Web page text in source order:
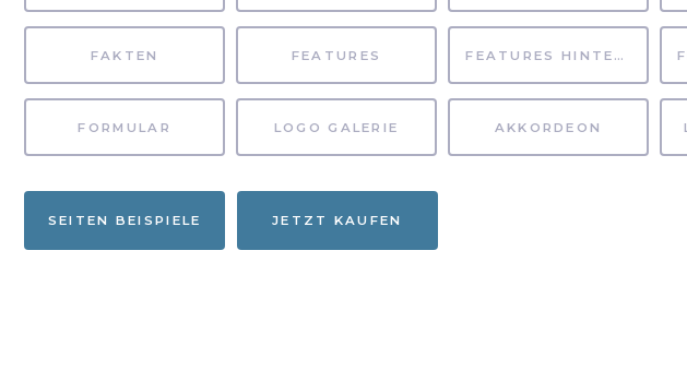
FAKTEN FEATURES FEATURES HINTERGRUND
FORMULAR LOGO GALERIE AKKORDEON
SEITEN BEISPIELE JETZT KAUFEN